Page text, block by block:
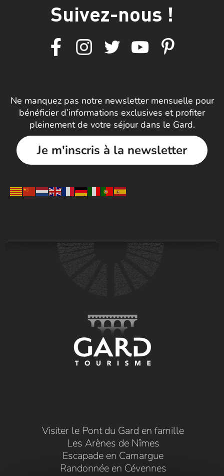
Suivez-nous !
Ne manquez pas notre newsletter mensuelle pour
bénéficier d’informations exclusives et profiter
pleinement de votre séjour dans le Gard.
Je m'inscris à la newsletter
Visiter le Pont du Gard en famille
Les Arènes de Nîmes
Escapade en Camargue
Randonnée en Cévennes